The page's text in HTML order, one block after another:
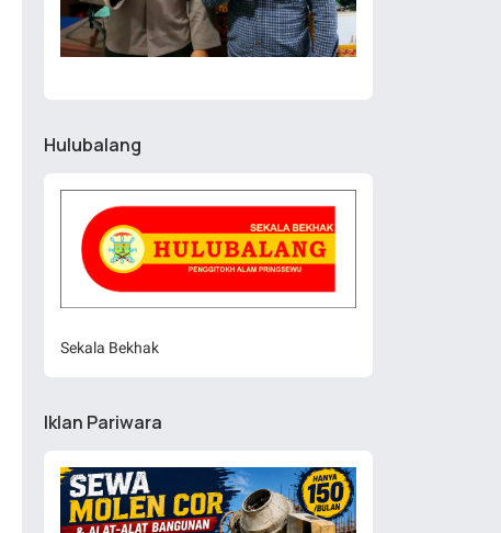
Hulubalang
Sekala Bekhak
Iklan Pariwara